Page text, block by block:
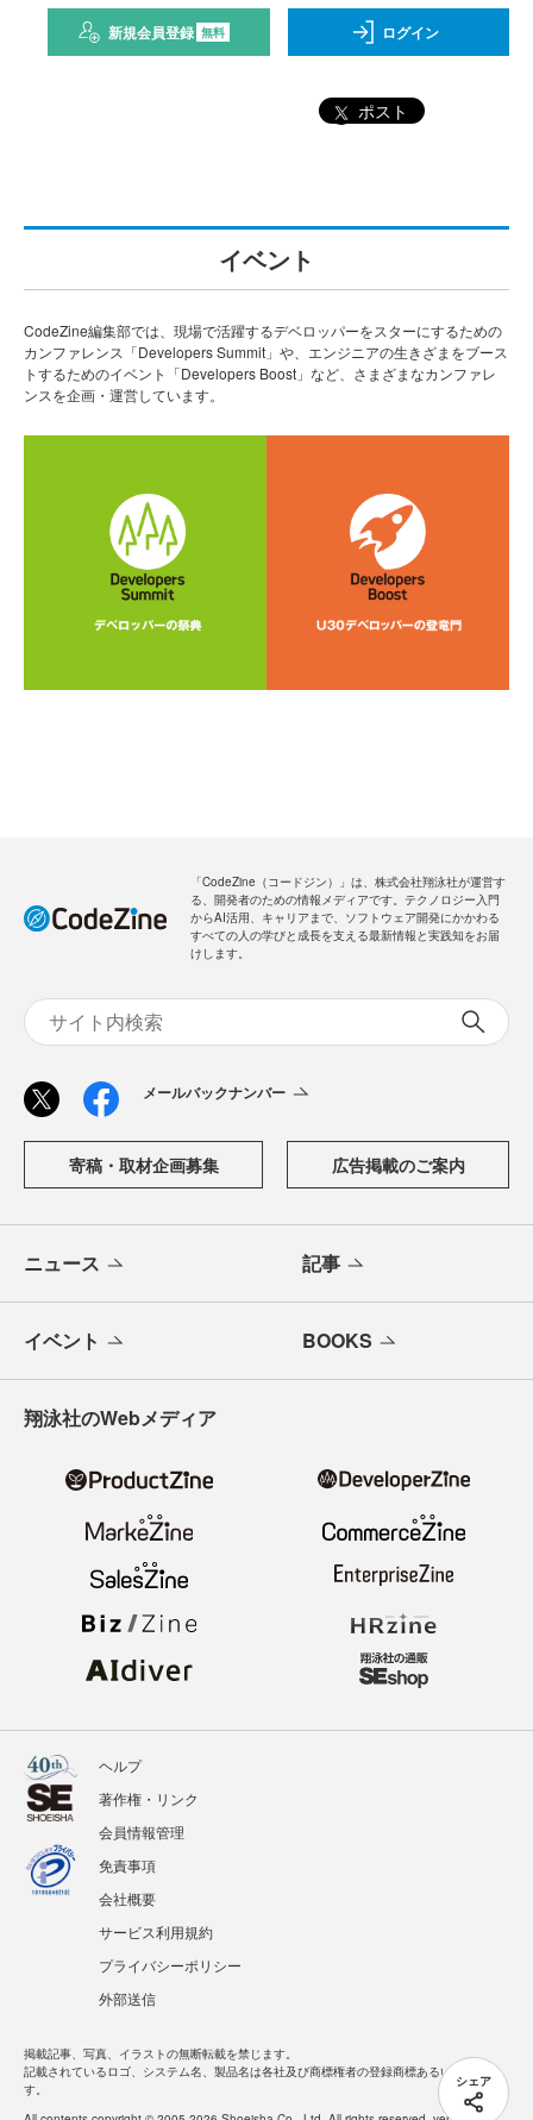
新規会員登録 無料 ログイン
ポスト
シェア
イベント
CodeZine編集部では、現場で活躍するデベロッパーをスターにするための
カンファレンス「Developers Summit」や、エンジニアの生きざまをブース
トするためのイベント「Developers Boost」など、さまざまなカンファレ
ンスを企画・運営しています。
「CodeZine（コードジン）」は、株式会社翔泳社が運営す
る、開発者のための情報メディアです。テクノロジー入門
からAI活用、キャリアまで、ソフトウェア開発にかかわる
すべての人の学びと成長を支える最新情報と実践知をお届
けします。
メールバックナンバー
寄稿・取材企画募集 広告掲載のご案内
ニュース 記事
イベント BOOKS
翔泳社のWebメディア
ヘルプ
著作権・リンク
会員情報管理
免責事項
会社概要
サービス利用規約
プライバシーポリシー
外部送信
掲載記事、写真、イラストの無断転載を禁じます。
記載されているロゴ、システム名、製品名は各社及び商標権者の登録商標あるいは商標で
す。